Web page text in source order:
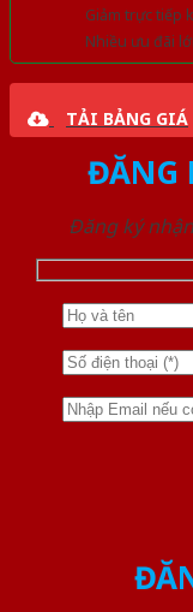
Giảm trực tiếp
Nhiều ưu đãi
TẢI BẢNG GIÁ
ĐĂNG
Đăng ký